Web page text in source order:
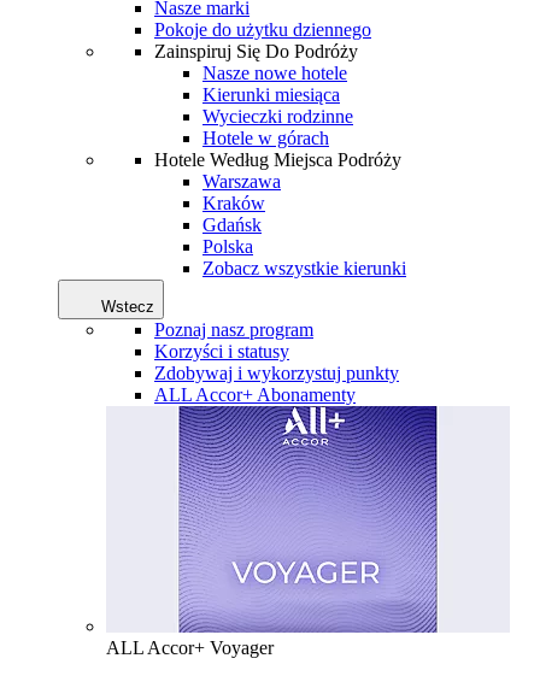
Nasze marki
Pokoje do użytku dziennego
Zainspiruj Się Do Podróży
Nasze nowe hotele
Kierunki miesiąca
Wycieczki rodzinne
Hotele w górach
Hotele Według Miejsca Podróży
Warszawa
Kraków
Gdańsk
Polska
Zobacz wszystkie kierunki
Wstecz
Poznaj nasz program
Korzyści i statusy
Zdobywaj i wykorzystuj punkty
ALL Accor+ Abonamenty
ALL Accor+ Voyager